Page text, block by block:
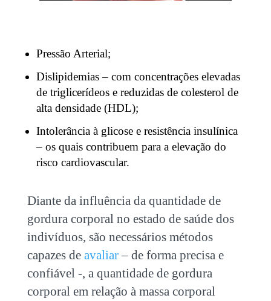
Pressão Arterial;
Dislipidemias – com concentrações elevadas
de triglicerídeos e reduzidas de colesterol de
alta densidade (HDL);
Intolerância à glicose e resistência insulínica
– os quais contribuem para a elevação do
risco cardiovascular.
Diante da influência da quantidade de
gordura corporal no estado de saúde dos
indivíduos, são necessários métodos
capazes de avaliar– de forma precisa e
confiável -, a quantidade de gordura
corporal em relação à massa corporal